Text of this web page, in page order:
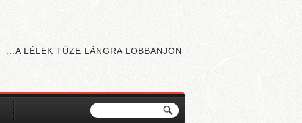
...A LÉLEK TÜZE LÁNGRA LOBBANJON
Keresés űrlap